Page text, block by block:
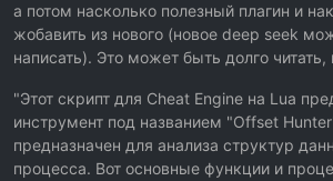
а потом насколько полезный плагин и
жобавить из нового (новое deep seek
написать). Это может быть долго читать,
"Этот скрипт для Cheat Engine на Lua
инструмент под названием "Offset
предназначен для анализа структур
процесса. Вот основные функции и